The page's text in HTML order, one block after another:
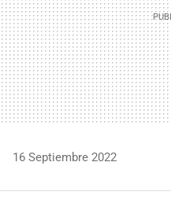
16 Septiembre 2022